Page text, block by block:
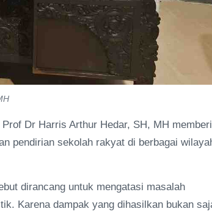
Dr Harris Arthur Hedar, SH, MH memberi
pendirian sekolah rakyat di berbagai
dirancang untuk mengatasi masalah
Karena dampak yang dihasilkan bukan